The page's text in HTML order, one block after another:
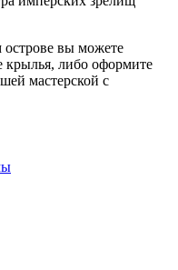
вы можете
крылья, либо оформите
мастерской с